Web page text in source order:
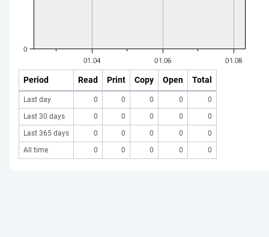
Period Read Print Copy Open Total
Last day 0 0 0 0
0
Last 30 days
0 0 0 0
0
Last 365 days
0 0 0 0
0
All time
0 0 0 0 0